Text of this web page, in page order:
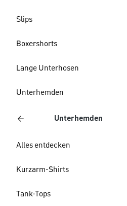
Slips
Boxershorts
Lange Unterhosen
Unterhemden
Unterhemden
Alles entdecken
Kurzarm-Shirts
Tank-Tops